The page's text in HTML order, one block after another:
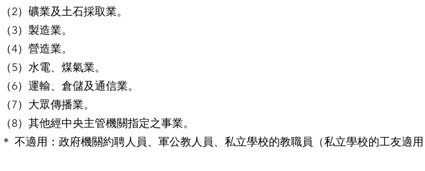
（2）礦業及土石採取業。
（3）製造業。
（4）營造業。
（5）水電、煤氣業。
（6）運輸、倉儲及通信業。
（7）大眾傳播業。
（8）其他經中央主管機關指定之事業。
＊ 不適用：政府機關約聘人員、軍公教人員、私立學校的教職員（私立學校的工友適